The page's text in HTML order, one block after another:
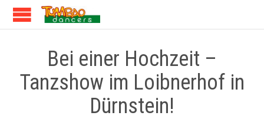
Bei einer Hochzeit –
Tanzshow im Loibnerhof in
Dürnstein!